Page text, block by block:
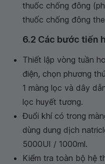
thuốc chống đông
thuốc chống đông
6.2 Các bước tiến
Thiết lập vòng tuần
điện, chọn phương
1 màng lọc và dây
lọc huyết tương.
Đuổi khí có trong
dùng dung dịch
5000UI / 1000ml.
Kiểm tra toàn bộ hệ